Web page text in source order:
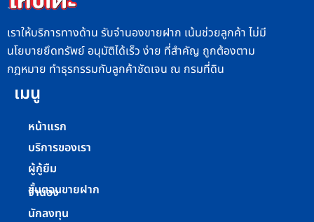
เราให้บริการทางด้าน รับจำนองขายฝาก เน้นช่วยลูกค้า ไม่มี
นโยบายยึดทรัพย์ อนุมัติได้เร็ว ง่าย ที่สำคัญ ถูกต้องตาม
กฎหมาย ทำธุรกรรมกับลูกค้าชัดเจน ณ กรมที่ดิน
เมนู
หน้าแรก
บริการของเรา
ผู้กู้ยืม
ขั้นตอนขายฝาก
จำนอง
นักลงทุน